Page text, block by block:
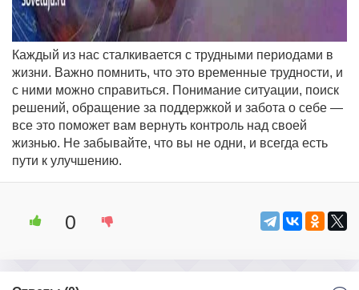
Каждый из нас сталкивается с трудными периодами в
жизни. Важно помнить, что это временные трудности, и
с ними можно справиться. Понимание ситуации, поиск
решений, обращение за поддержкой и забота о себе —
все это поможет вам вернуть контроль над своей
жизнью. Не забывайте, что вы не одни, и всегда есть
пути к улучшению.
0